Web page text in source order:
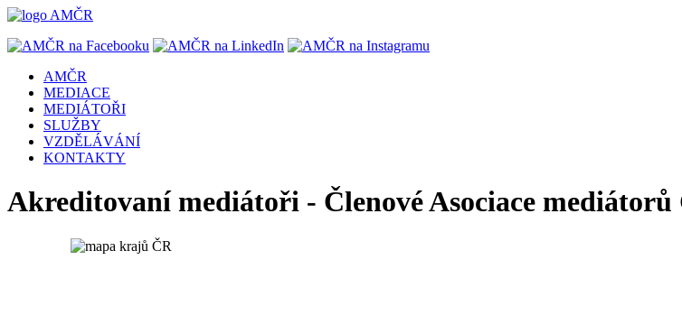
AMČR
MEDIACE
MEDIÁTOŘI
SLUŽBY
VZDĚLÁVÁNÍ
KONTAKTY
Akreditovaní mediátoři - Členové Asociace